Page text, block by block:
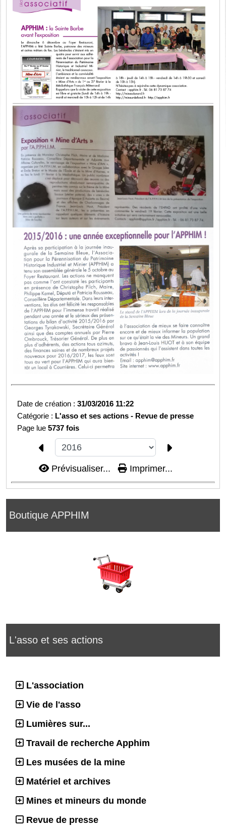
Boutique APPHIM
L'asso et ses actions
L'association
Vie de l'asso
Lumières sur...
Travail de recherche Apphim
Les musées de la mine
Matériel et archives
Mines et mineurs du monde
Revue de presse
Date de création :31/03/2016 11:22
Catégorie : L'asso et ses actions - Revue de presse
Page lue5737 fois
Prévisualiser... Imprimer...